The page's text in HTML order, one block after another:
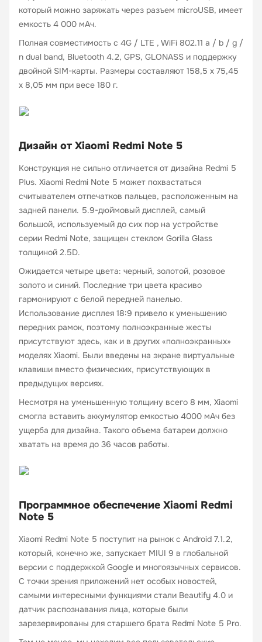
который можно заряжать через разъем microUSB, имеет
емкость 4 000 мАч.
Полная совместимость с 4G / LTE , WiFi 802.11 a / b / g /
n dual band, Bluetooth 4.2, GPS, GLONASS и поддержку
двойной SIM-карты. Размеры составляют 158,5 х 75,45
х 8,05 мм при весе 180 г.
Дизайн от Xiaomi Redmi Note 5
Конструкция не сильно отличается от дизайна Redmi 5
Plus. Xiaomi Redmi Note 5 может похвастаться
считывателем отпечатков пальцев, расположенным на
задней панели. 5.9-дюймовый дисплей, самый
большой, используемый до сих пор на устройстве
серии Redmi Note, защищен стеклом Gorilla Glass
толщиной 2.5D.
Ожидается четыре цвета: черный, золотой, розовое
золото и синий. Последние три цвета красиво
гармонируют с белой передней панелью.
Использование дисплея 18:9 привело к уменьшению
передних рамок, поэтому полноэкранные жесты
присутствуют здесь, как и в других «полноэкранных»
моделях Xiaomi. Были введены на экране виртуальные
клавиши вместо физических, присутствующих в
предыдущих версиях.
Несмотря на уменьшенную толщину всего 8 мм, Xiaomi
смогла вставить аккумулятор емкостью 4000 мАч без
ущерба для дизайна. Такого объема батареи должно
хватать на время до 36 часов работы.
Программное обеспечение Xiaomi Redmi
Note 5
Xiaomi Redmi Note 5 поступит на рынок с Android 7.1.2,
который, конечно же, запускает MIUI 9 в глобальной
версии с поддержкой Google и многоязычных сервисов.
С точки зрения приложений нет особых новостей,
самыми интересными функциями стали Beautify 4.0 и
датчик распознавания лица, которые были
зарезервированы для старшего брата Redmi Note 5 Pro.